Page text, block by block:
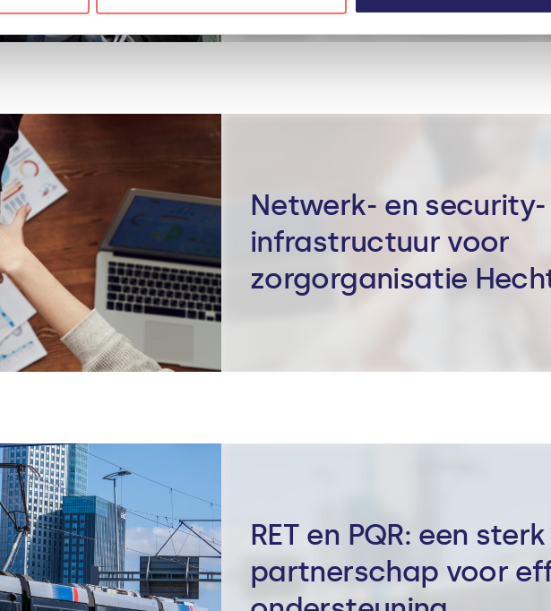
Netwerk- en security-
infrastructuur voor
zorgorganisatie
RET en PQR: een
partnerschap voor